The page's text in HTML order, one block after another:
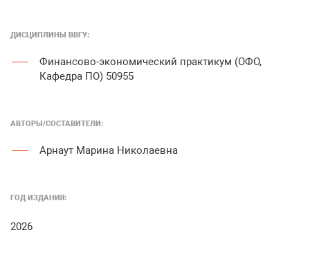
ДИСЦИПЛИНЫ ВВГУ:
Финансово-экономический практикум (ОФО,
Кафедра ПО) 50955
АВТОРЫ/COСТАВИТЕЛИ:
Арнаут Марина Николаевна
ГОД ИЗДАНИЯ:
2026